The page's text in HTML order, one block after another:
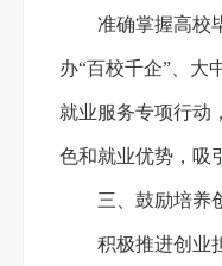
准确掌握高校
办“百校千企”、大
就业服务专项行动
色和就业优势，吸
三、鼓励培养
积极推进创业